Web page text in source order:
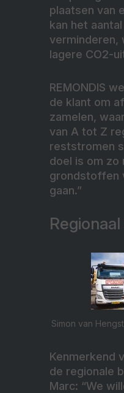
plaatsen van
kan het
verminderen,
lagere CO2-
REMONDIS
de klant om
zamelen,
van A tot Z
reststromen
doel is om zo
grondstoffen
gaan.”
Simon van
Kenmerkend
de regionale
Marc: “We